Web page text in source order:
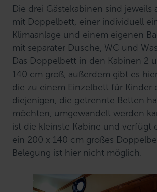
Die drei Gästekabinen sind jeweils
mit Doppelbett, einer individuell
Klimaanlage und einem eigenen
mit separater Dusche, WC und
Das Doppelbett in den Kabinen 2
140 cm groß, außerdem gibt es
die zu einem Einzelbett für Kinder
diejenigen, die getrennte Betten
möchten, umgewandelt werden
ist die kleinste Kabine und verfügt
ein 200 x 140 cm großes
Belegung ist hier nicht möglich.